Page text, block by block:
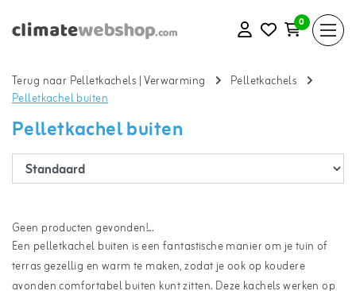
0
Terug naar Pelletkachels |Verwarming
Pelletkachels
Pelletkachel buiten
Pelletkachel buiten
Geen producten gevonden!...
Een pelletkachel buiten is een fantastische manier om je tuin of
terras gezellig en warm te maken, zodat je ook op koudere
avonden comfortabel buiten kunt zitten. Deze kachels werken op